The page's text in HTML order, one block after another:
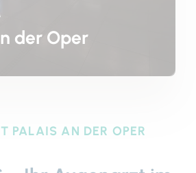
der Oper
PALAIS AN DER OPER